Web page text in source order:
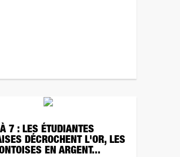
7 : LES ÉTUDIANTES
DÉCROCHENT L'OR, LES
EN ARGENT...